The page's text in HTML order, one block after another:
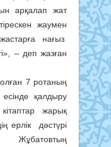
арқалап жат
жаумен
нағыз
– деп жазған
7 ротаның
есінде қалдыру
жарық
ерлік дәстүрі